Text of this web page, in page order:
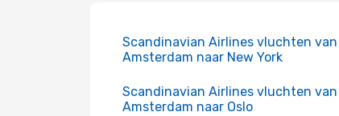
Scandinavian Airlines vluchten van
Amsterdam naar New York
Scandinavian Airlines vluchten van
Amsterdam naar Oslo